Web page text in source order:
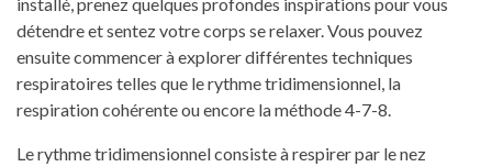
détendre et sentez votre corps se relaxer. Vous pouvez
ensuite commencer à explorer différentes techniques
respiratoires telles que le rythme tridimensionnel, la
respiration cohérente ou encore la méthode 4-7-8.
Le rythme tridimensionnel consiste à respirer par le nez